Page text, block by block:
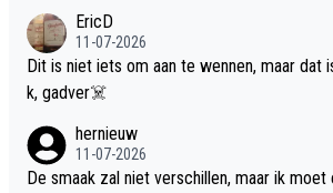
EricD
11-07-2026
Dit is niet iets om aan te wennen, maar dat
k, gadver☠️
hernieuw
11-07-2026
De smaak zal niet verschillen, maar ik moet